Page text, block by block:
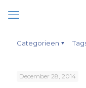
Categorieen
December 28, 2014